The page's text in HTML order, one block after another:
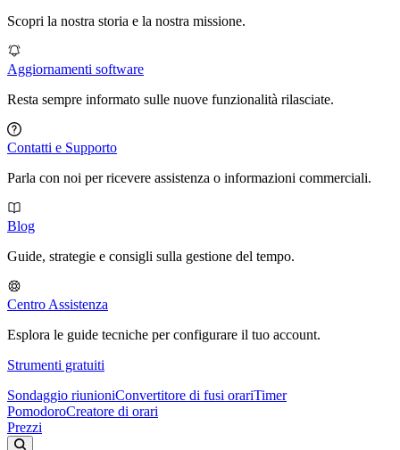
Scopri la nostra storia e la nostra missione.
Aggiornamenti software
Resta sempre informato sulle nuove funzionalità rilasciate.
Contatti e Supporto
Parla con noi per ricevere assistenza o informazioni commerciali.
Blog
Guide, strategie e consigli sulla gestione del tempo.
Centro Assistenza
Esplora le guide tecniche per configurare il tuo account.
Strumenti gratuiti
Sondaggio riunioniConvertitore di fusi orariTimer
PomodoroCreatore di orari
Prezzi